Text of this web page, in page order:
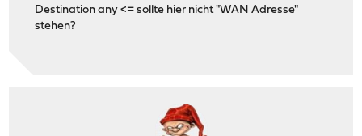
Destination any <= sollte hier nicht "WAN Adresse"
stehen?